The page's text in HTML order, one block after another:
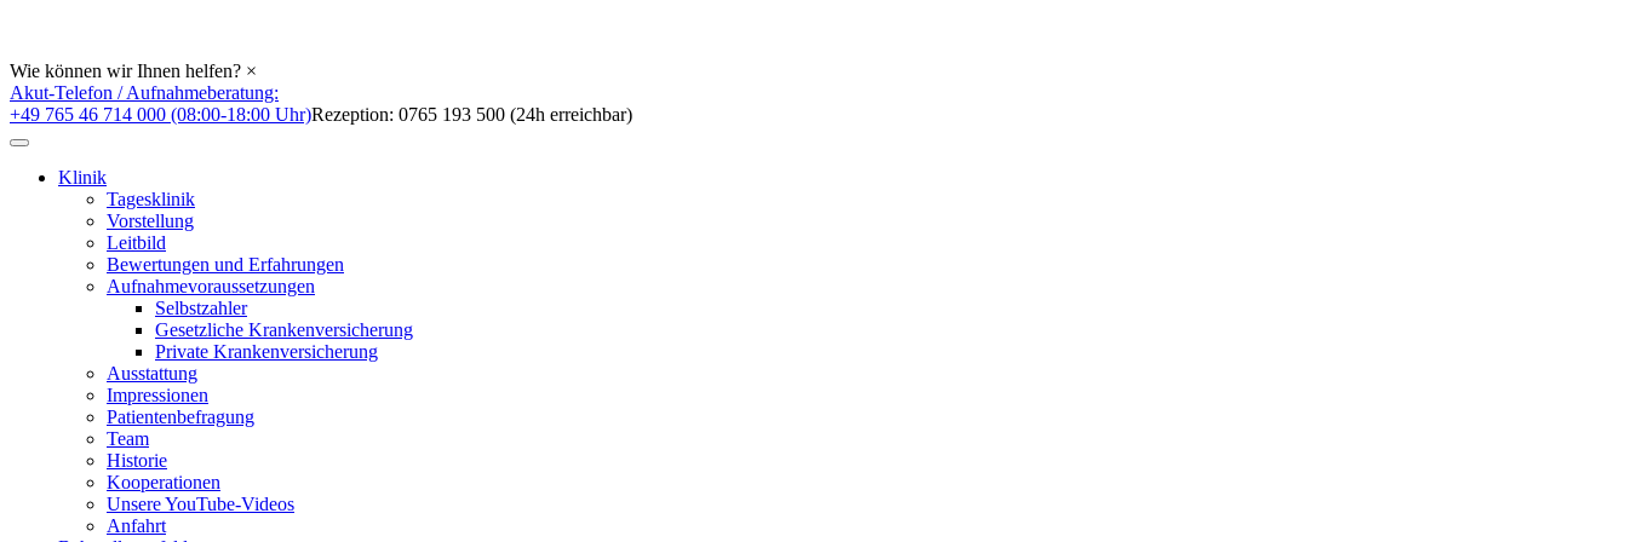
Wie können wir Ihnen helfen? ×
Akut-Telefon / Aufnahmeberatung:
+49 765 46 714 000 (08:00-18:00 Uhr)Rezeption: 0765 193 500 (24h erreichbar)
Klinik
Tagesklinik
Vorstellung
Leitbild
Bewertungen und Erfahrungen
Aufnahmevoraussetzungen
Selbstzahler
Gesetzliche Krankenversicherung
Private Krankenversicherung
Ausstattung
Impressionen
Patientenbefragung
Team
Historie
Kooperationen
Unsere YouTube-Videos
Anfahrt